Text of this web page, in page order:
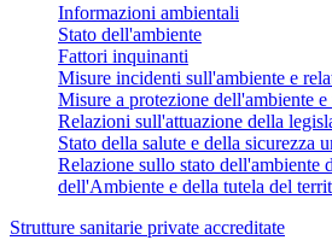
Informazioni ambientali
Stato dell'ambiente
Fattori inquinanti
Misure incidenti sull'ambiente e
Misure a protezione dell'ambiente
Relazioni sull'attuazione della
Stato della salute e della sicurezza
Relazione sullo stato dell'ambiente
dell'Ambiente e della tutela del
Strutture sanitarie private accreditate